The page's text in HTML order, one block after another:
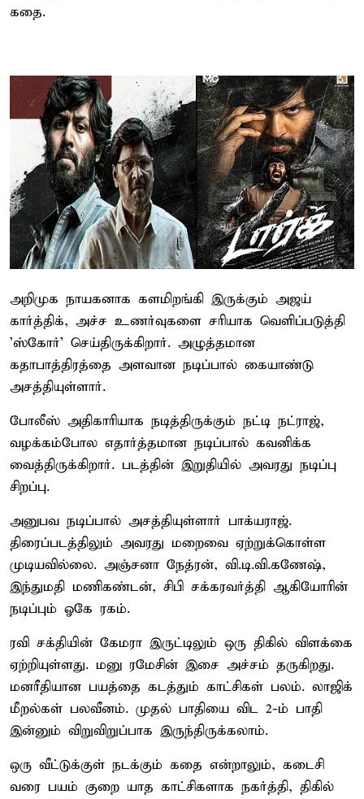
கதை.
அறிமுக நாயகனாக களமிறங்கி இருக்கும் அஜய்
கார்த்திக், அச்ச உணர்வுகளை சரியாக வெளிப்படுத்தி
'ஸ்கோர்' செய்திருக்கிறார். அழுத்தமான
கதாபாத்திரத்தை அளவான நடிப்பால் கையாண்டு
அசத்தியுள்ளார்.
போலீஸ் அதிகாரியாக நடித்திருக்கும் நட்டி நட்ராஜ்,
வழக்கம்போல எதார்த்தமான நடிப்பால் கவனிக்க
வைத்திருக்கிறார். படத்தின் இறுதியில் அவரது நடிப்பு
சிறப்பு.
அனுபவ நடிப்பால் அசத்தியுள்ளார் பாக்யராஜ்.
திரைப்படத்திலும் அவரது மறைவை ஏற்றுக்கொள்ள
முடியவில்லை. அஞ்சனா நேத்ரன், வி.டி.வி.கணேஷ்,
இந்துமதி மணிகண்டன், சிபி சக்கரவர்த்தி ஆகியோரின்
நடிப்பும் ஓகே ரகம்.
ரவி சக்தியின் கேமரா இருட்டிலும் ஒரு திகில் விளக்கை
ஏற்றியுள்ளது. மனு ரமேசின் இசை அச்சம் தருகிறது.
மனரீதியான பயத்தை கடத்தும் காட்சிகள் பலம். லாஜிக்
மீறல்கள் பலவீனம். முதல் பாதியை விட 2-ம் பாதி
இன்னும் விறுவிறுப்பாக இருந்திருக்கலாம்.
ஒரு வீட்டுக்குள் நடக்கும் கதை என்றாலும், கடைசி
வரை பயம் குறை யாத காட்சிகளாக நகர்த்தி, திகில்